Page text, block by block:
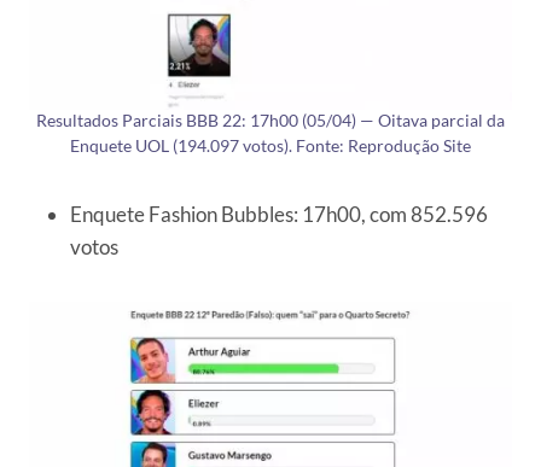
Resultados Parciais BBB 22: 17h00 (05/04) — Oitava parcial da
Enquete UOL (194.097 votos). Fonte: Reprodução Site
Enquete Fashion Bubbles: 17h00, com 852.596
votos